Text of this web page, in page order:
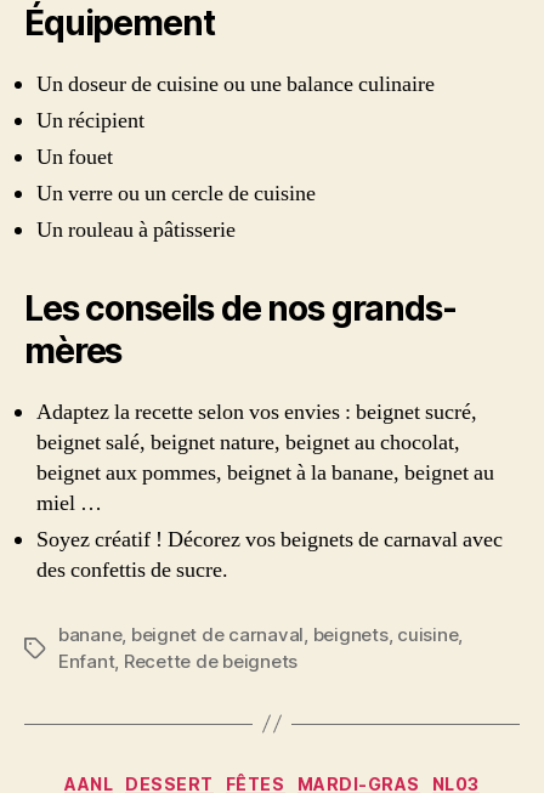
Équipement
Un doseur de cuisine ou une balance culinaire
Un récipient
Un fouet
Un verre ou un cercle de cuisine
Un rouleau à pâtisserie
Les conseils de nos grands-
mères
Adaptez la recette selon vos envies : beignet sucré,
beignet salé, beignet nature, beignet au chocolat,
beignet aux pommes, beignet à la banane, beignet au
miel …
Soyez créatif ! Décorez vos beignets de carnaval avec
des confettis de sucre.
Étiquettes
banane, beignet de carnaval beignets, cuisine,
Enfant, Recette de beignets
Catégories
AANL DESSERT FÊTES MARDI-GRAS
NL03